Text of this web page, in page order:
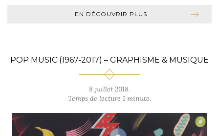
EN DÉCOUVRIR PLUS
POP MUSIC (1967-2017) – GRAPHISME & MUSIQUE
8 juillet 2018.
Temps de lecture 1 minute.